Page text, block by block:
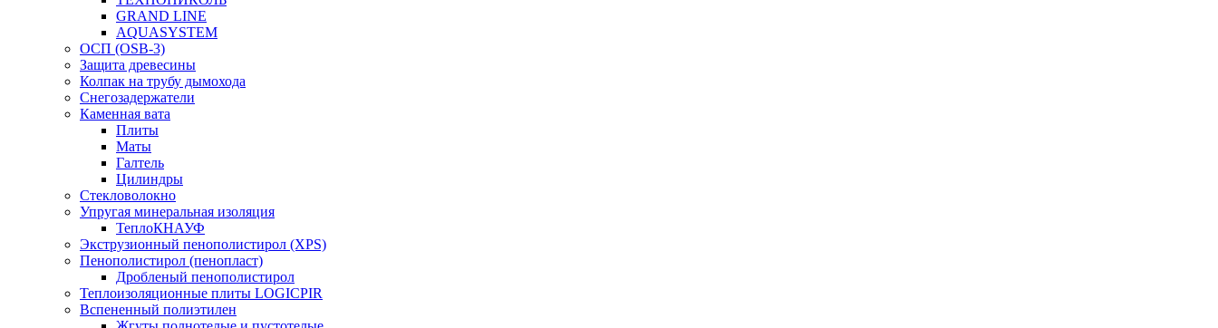
GRAND LINE
AQUASYSTEM
ОСП (OSB-3)
Защита древесины
Колпак на трубу дымохода
Снегозадержатели
Каменная вата
Плиты
Маты
Галтель
Цилиндры
Стекловолокно
Упругая минеральная изоляция
ТеплоКНАУФ
Экструзионный пенополистирол (XPS)
Пенополистирол (пенопласт)
Дробленый пенополистирол
Теплоизоляционные плиты LOGICPIR
Вспененный полиэтилен